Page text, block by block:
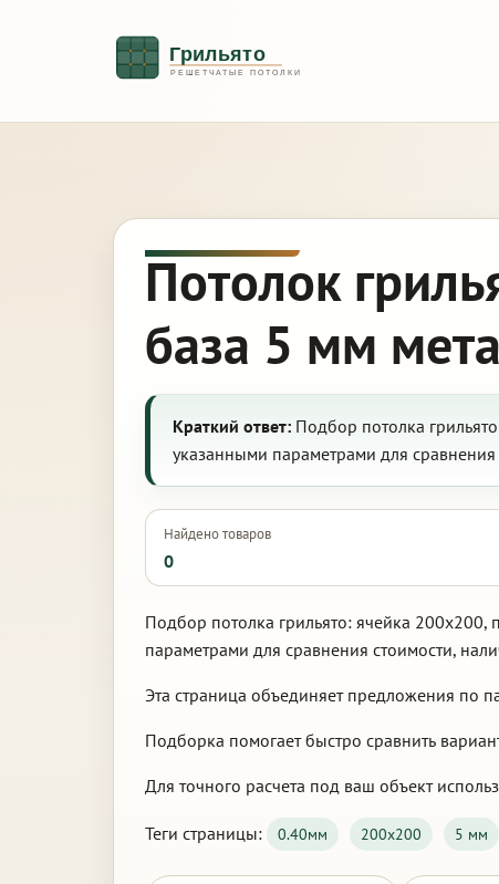
Потолок
база 5 мм
Краткий ответ: Подбор потолка
указанными параметрами для
Найдено товаров
0
Подбор потолка грильято: ячейка
параметрами для сравнения стоимости,
Эта страница объединяет предложения по
Подборка помогает быстро сравнить
Для точного расчета под ваш объект
Теги страницы: 0.40мм 200х200 5 мм